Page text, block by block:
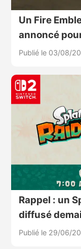
Un Fire
annoncé
Publié le 03/08/
Rappel : un
diffusé
Publié le 29/06/